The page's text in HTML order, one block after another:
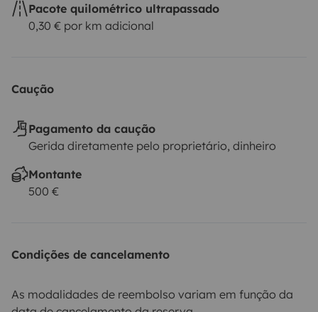
Pacote quilométrico ultrapassado
0,30 € por km adicional
Caução
Pagamento da caução
Gerida diretamente pelo proprietário, dinheiro
Montante
500 €
Condições de cancelamento
As modalidades de reembolso variam em função da